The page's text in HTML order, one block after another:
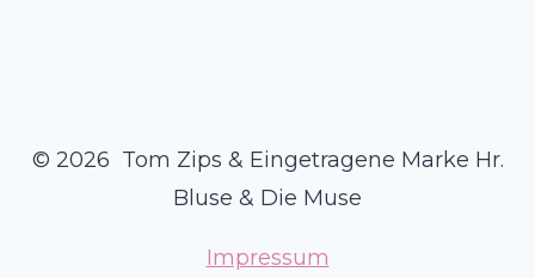
© 2026 Tom Zips & Eingetragene Marke Hr.
Bluse & Die Muse
Impressum